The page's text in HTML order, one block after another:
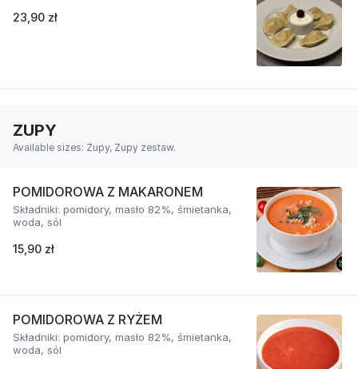
23,90 zł
ZUPY
Available sizes: Zupy, Zupy zestaw.
POMIDOROWA Z MAKARONEM
Składniki: pomidory, masło 82%, śmietanka,
woda, sól
15,90 zł
POMIDOROWA Z RYŻEM
Składniki: pomidory, masło 82%, śmietanka,
woda, sól